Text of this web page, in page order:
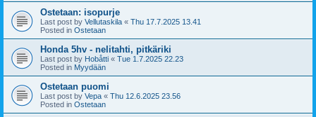
Ostetaan: isopurje
Last post by Vellutaskila « Thu 17.7.2025 13.41
Posted in Ostetaan
Honda 5hv - nelitahti, pitkäriki
Last post by Hobåtti « Tue 1.7.2025 22.23
Posted in Myydään
Ostetaan puomi
Last post by Vepa « Thu 12.6.2025 23.56
Posted in Ostetaan